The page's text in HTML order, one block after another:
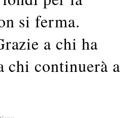
si ferma.
a chi ha
chi continuerà a